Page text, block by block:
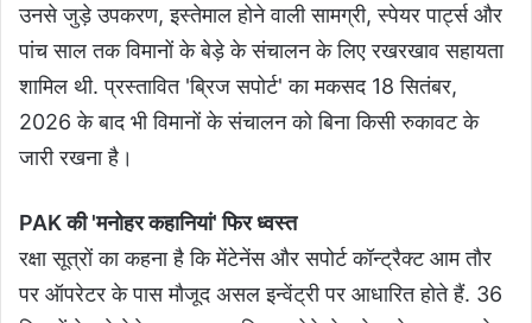
उनसे जुड़े उपकरण, इस्तेमाल होने वाली सामग्री, स्पेयर पार्ट्स और
पांच साल तक विमानों के बेड़े के संचालन के लिए रखरखाव सहायता
शामिल थी. प्रस्तावित 'ब्रिज सपोर्ट' का मकसद 18 सितंबर,
2026 के बाद भी विमानों के संचालन को बिना किसी रुकावट के
जारी रखना है।
PAK की 'मनोहर कहानियां' फिर ध्वस्त
रक्षा सूत्रों का कहना है कि मेंटेनेंस और सपोर्ट कॉन्ट्रैक्ट आम तौर
पर ऑपरेटर के पास मौजूद असल इन्वेंट्री पर आधारित होते हैं. 36